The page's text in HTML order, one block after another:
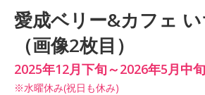
愛成ベリー&カフェ い
（画像2枚目）
2025年12月下旬～2026年5月中旬
※水曜休み(祝日も休み)